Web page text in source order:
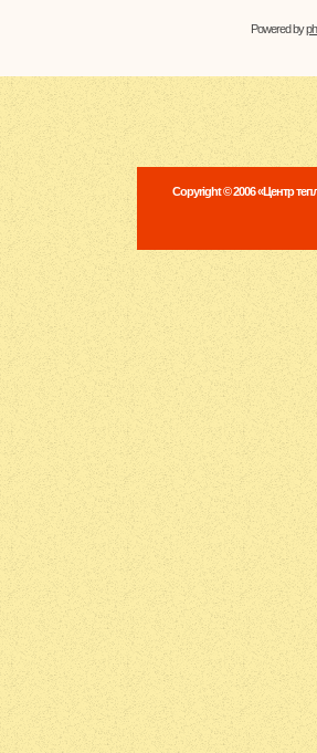
Powered by
Copyright © 2006 «Центр